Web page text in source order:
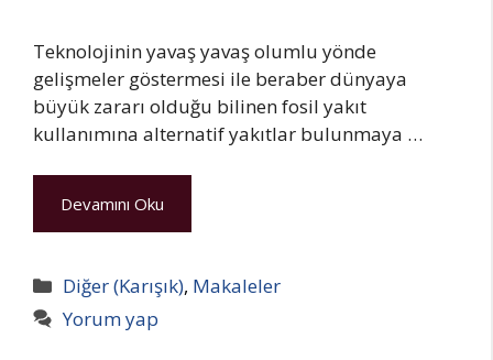
Teknolojinin yavaş yavaş olumlu yönde
gelişmeler göstermesi ile beraber dünyaya
büyük zararı olduğu bilinen fosil yakıt
kullanımına alternatif yakıtlar bulunmaya …
Devamını Oku
Kategoriler
Diğer (Karışık), Makaleler
Yorum yap